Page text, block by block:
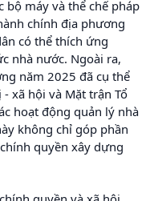
bộ máy và thể chế pháp
chính địa phương
có thể thích ứng
nhà nước. Ngoài ra,
năm 2025 đã cụ thể
xã hội và Mặt trận Tổ
hoạt động quản lý nhà
không chỉ góp phần
quyền xây dựng